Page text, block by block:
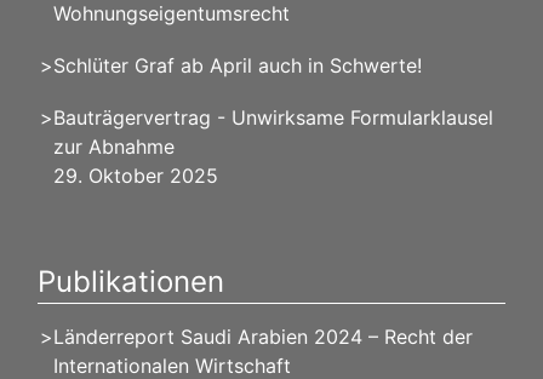
Wohnungseigentumsrecht
Schlüter Graf ab April auch in Schwerte!
Bauträgervertrag - Unwirksame Formularklausel
zur Abnahme
29. Oktober 2025
Publikationen
Länderreport Saudi Arabien 2024 – Recht der
Internationalen Wirtschaft